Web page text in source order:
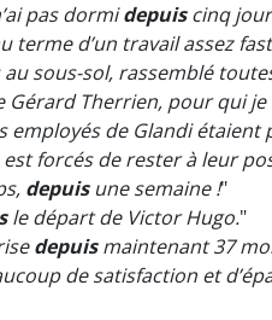
pas dormidepuiscinq
terme d’un travail assez
sous-sol, rassemblé
Gérard Therrien, pour qui
employés de Glandi étaient
forcés de rester à leur
depuisune semaine !"
le départ de Victor Hugo."
depuismaintenant 37
de satisfaction et